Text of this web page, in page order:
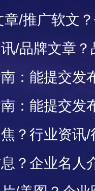
/推广软文
明
/品牌文章
例说明
：能提交发
核、展示，
：能提交发
核、展示、
？行业资讯
？企业名人